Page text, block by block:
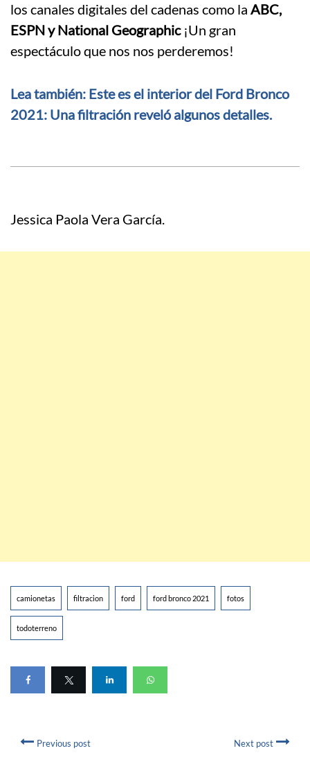
los canales digitales del cadenas como la ABC,
ESPN y National Geographic¡Un gran
espectáculo que nos nos perderemos!
Lea también: Este es el interior del Ford Bronco
2021: Una filtración reveló algunos detalles.
Jessica Paola Vera García.
camionetas filtracion ford ford bronco 2021 fotos
todoterreno
Previous post Next post